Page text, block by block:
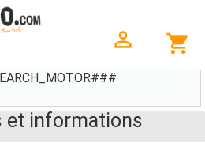
et informations